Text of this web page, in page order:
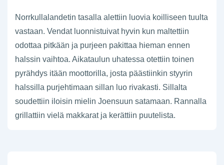
Norrkullalandetin tasalla alettiin luovia koilliseen tuulta
vastaan. Vendat luonnistuivat hyvin kun maltettiin
odottaa pitkään ja purjeen pakittaa hieman ennen
halssin vaihtoa. Aikataulun uhatessa otettiin toinen
pyrähdys itään moottorilla, josta päästiinkin styyrin
halssilla purjehtimaan sillan luo rivakasti. Sillalta
soudettiin iloisin mielin Joensuun satamaan. Rannalla
grillattiin vielä makkarat ja kerättiin puutelista.